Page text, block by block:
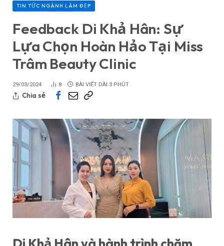
TIN TỨC NGÀNH LÀM ĐẸP
Feedback Di Khả Hân: Sự
Lựa Chọn Hoàn Hảo Tại Miss
Trâm Beauty Clinic
29/03/2024 8 BÀI VIẾT DÀI 3 PHÚT
Chia sẻ